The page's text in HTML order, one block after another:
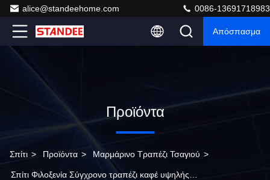
alice@standeehome.com 0086-13691718983
Απόσπασμα
Προϊόντα
Σπίτι > Προϊόντα > Μαρμάρινο Τραπέζι Τσαγιού >
Σπίτι Φιλοξενία Σύγχρονο τραπέζι καφέ υψηλής